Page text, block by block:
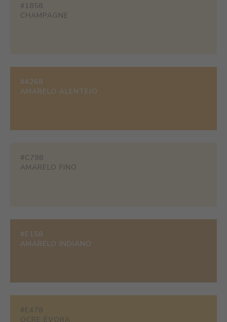
#1858
CHAMPAGNE
#4268
AMARELO ALENTEJO
#C798
AMARELO FINO
#E158
AMARELO INDIANO
#E478
OCRE ÉVORA